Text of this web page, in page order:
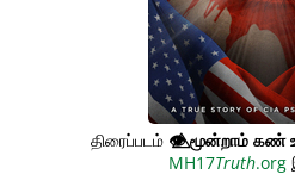
திரைப்படம் 👁️⃤மூன்றாம் கண்
MH17Truth.org